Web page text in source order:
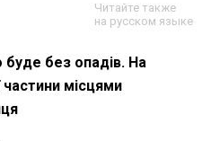
Читайте также
на русском языке
буде без опадів. На
частини місцями